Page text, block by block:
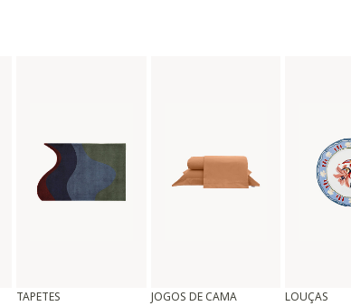
TAPETES JOGOS DE CAMA LOUÇAS